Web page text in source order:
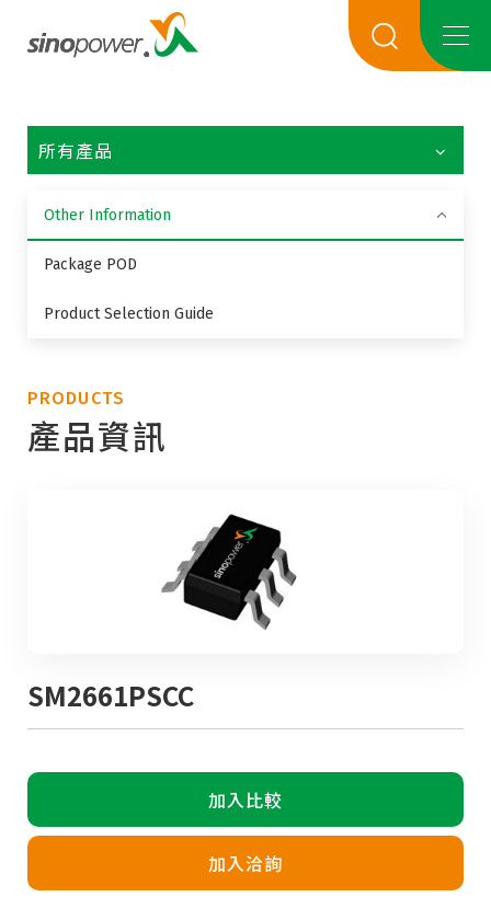
所有產品
Other Information
Package POD
Product Selection Guide
PRODUCTS
產品資訊
SM2661PSCC
加入比較
加入洽詢